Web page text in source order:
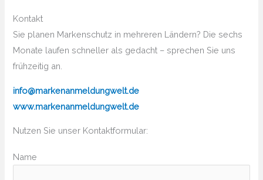
Kontakt
Sie planen Markenschutz in mehreren Ländern? Die sechs
Monate laufen schneller als gedacht – sprechen Sie uns
frühzeitig an.
info@markenanmeldungwelt.de
www.markenanmeldungwelt.de
Nutzen Sie unser Kontaktformular:
Bitte lasse dieses Feld leer.
Name